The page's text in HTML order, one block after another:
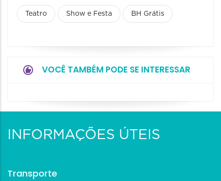
Teatro Show e Festa BH Grátis
VOCÊ TAMBÉM PODE SE INTERESSAR
INFORMAÇÕES ÚTEIS
Transporte